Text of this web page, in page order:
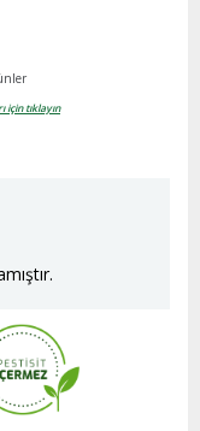
için tıklayın